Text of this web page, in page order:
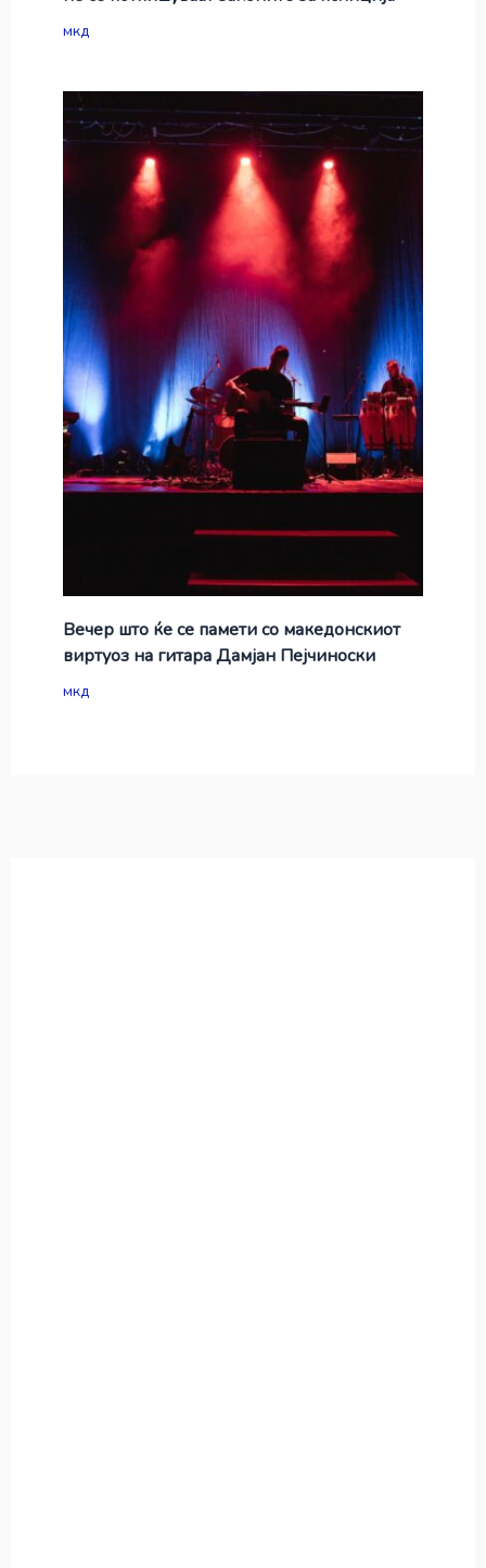
мкд
Вечер што ќе се памети со македонскиот
виртуоз на гитара Дамјан Пејчиноски
мкд